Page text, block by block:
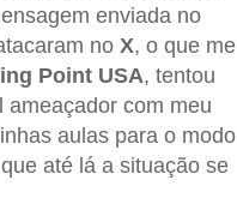
enviada no
no X, o que me
Point USA, tentou
ameaçador com meu
aulas para o modo
até lá a situação se